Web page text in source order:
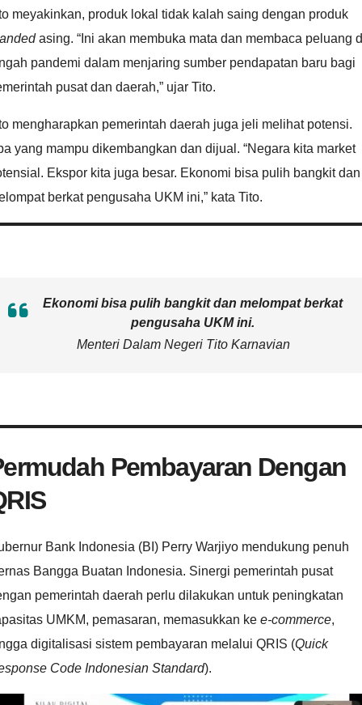
meyakinkan, produk lokal tidak kalah saing dengan produk
asing. “Ini akan membuka mata dan membaca peluang
pandemi dalam menjaring sumber pendapatan baru bagi
pusat dan daerah,” ujar Tito.
mengharapkan pemerintah daerah juga jeli melihat potensi.
yang mampu dikembangkan dan dijual. “Negara kita market
Ekspor kita juga besar. Ekonomi bisa pulih bangkit dan
berkat pengusaha UKM ini,” kata Tito.
Ekonomi bisa pulih bangkit dan melompat berkat
pengusaha UKM ini.
Menteri Dalam Negeri Tito Karnavian
Pembayaran Dengan
Bank Indonesia (BI) Perry Warjiyo mendukung penuh
Bangga Buatan Indonesia. Sinergi pemerintah pusat
pemerintah daerah perlu dilakukan untuk peningkatan
UMKM, pemasaran, memasukkan ke e-commerce,
digitalisasi sistem pembayaran melalui QRIS (Quick
Code Indonesian Standard).